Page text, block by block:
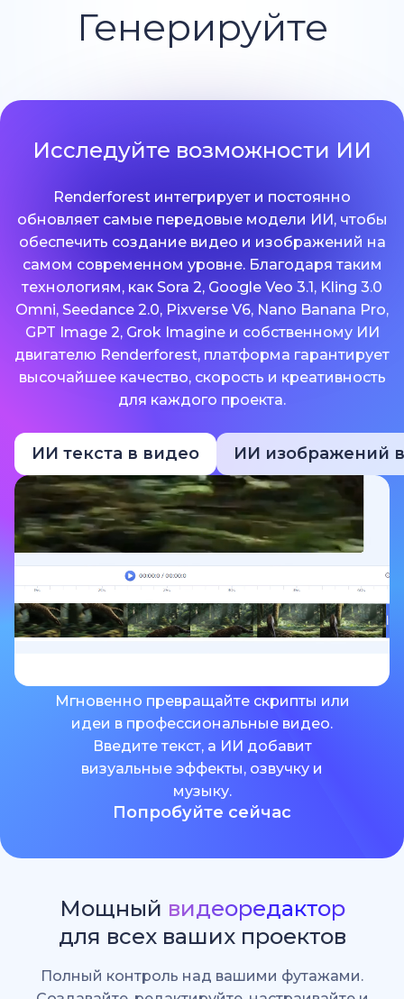
Генерируйте
Исследуйте возможности ИИ
Renderforest интегрирует и постоянно
обновляет самые передовые модели ИИ, чтобы
обеспечить создание видео и изображений на
самом современном уровне. Благодаря таким
технологиям, как Sora 2, Google Veo 3.1, Kling 3.0
Omni, Seedance 2.0, Pixverse V6, Nano Banana Pro,
GPT Image 2, Grok Imagine и собственному ИИ
двигателю Renderforest, платформа гарантирует
высочайшее качество, скорость и креативность
для каждого проекта.
ИИ текста в видео ИИ изображений
Мгновенно превращайте скрипты или
идеи в профессиональные видео.
Введите текст, а ИИ добавит
визуальные эффекты, озвучку и
музыку.
Попробуйте сейчас
Мощный видеоредактор
для всех ваших проектов
Полный контроль над вашими футажами.